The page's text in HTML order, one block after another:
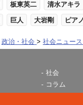
板東英二 清水アキラ
巨人 大岩剛 ピアノ
政治・社会 社会ニュース
社会
コラム